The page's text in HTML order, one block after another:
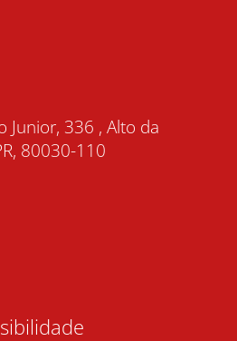
Junior, 336 , Alto da
80030-110